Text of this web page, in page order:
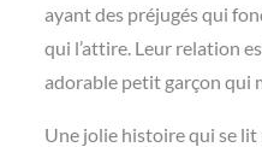
ayant des préjugés qui
qui l’attire. Leur relation
adorable petit garçon qui
Une jolie histoire qui se